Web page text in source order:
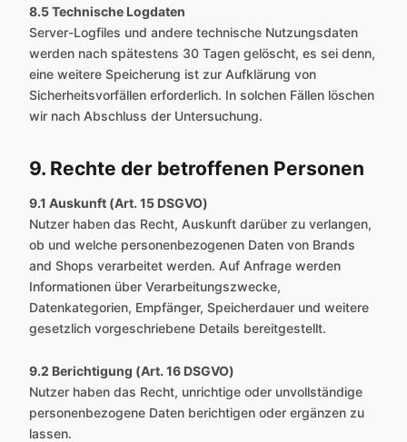
8.5 Technische Logdaten
Server-Logfiles und andere technische Nutzungsdaten
werden nach spätestens 30 Tagen gelöscht, es sei denn,
eine weitere Speicherung ist zur Aufklärung von
Sicherheitsvorfällen erforderlich. In solchen Fällen löschen
wir nach Abschluss der Untersuchung.
9. Rechte der betroffenen Personen
9.1 Auskunft (Art. 15 DSGVO)
Nutzer haben das Recht, Auskunft darüber zu verlangen,
ob und welche personenbezogenen Daten von Brands
and Shops verarbeitet werden. Auf Anfrage werden
Informationen über Verarbeitungszwecke,
Datenkategorien, Empfänger, Speicherdauer und weitere
gesetzlich vorgeschriebene Details bereitgestellt.
9.2 Berichtigung (Art. 16 DSGVO)
Nutzer haben das Recht, unrichtige oder unvollständige
personenbezogene Daten berichtigen oder ergänzen zu
lassen.